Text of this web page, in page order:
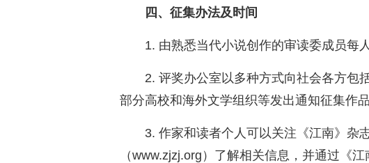
四、征集办法及时间
1. 由熟悉当代小说创作的审读委成员每
2. 评奖办公室以多种方式向社会各方包
部分高校和海外文学组织等发出通知征集作品
3. 作家和读者个人可以关注《江南》杂
（www.zjzj.org）了解相关信息，并通过《